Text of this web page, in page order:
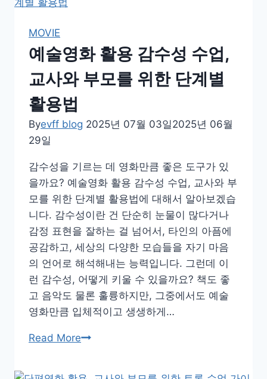
MOVIE
예술영화 활용 감수성 수업,
교사와 부모를 위한 단계별
활용법
Byevff blog 2025년 07월 03일2025년 06월
29일
감수성을 기르는 데 영화만큼 좋은 도구가 있
을까요? 예술영화 활용 감수성 수업, 교사와 부
모를 위한 단계별 활용법에 대해서 알아보겠습
니다. 감수성이란 건 단순히 눈물이 많다거나
감정 표현을 잘하는 걸 넘어서, 타인의 아픔에
공감하고, 세상의 다양한 모습들을 자기 마음
의 언어로 해석해내는 능력입니다. 그런데 이
런 감수성, 어떻게 키울 수 있을까요? 책도 좋
고 음악도 물론 훌륭하지만, 그중에서도 예술
영화만큼 입체적이고 생생하게…
Read More예